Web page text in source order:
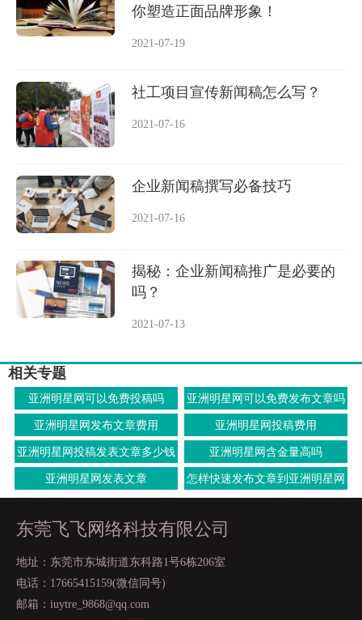
你塑造正面品牌形象！
2021-07-19
社工项目宣传新闻稿怎么写？
2021-07-16
企业新闻稿撰写必备技巧
2021-07-16
揭秘：企业新闻稿推广是必要的
吗？
2021-07-13
相关专题
亚洲明星网可以免费投稿吗 亚洲明星网可以免费发布文章吗
亚洲明星网发布文章费用 亚洲明星网投稿费用
亚洲明星网投稿发表文章多少钱 亚洲明星网含金量高吗
亚洲明星网发表文章
怎样快速发布文章到亚洲明星网
上面
东莞飞飞网络科技有限公司
地址：东莞市东城街道东科路1号6栋206室
电话：17665415159(微信同号)
邮箱：iuytre_9868@qq.com